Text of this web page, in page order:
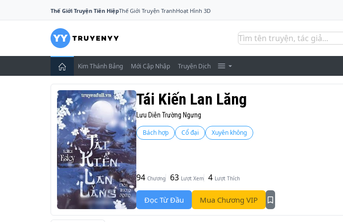
Thế Giới Truyện Tiên HiệpThế Giới Truyện TranhHoạt Hình 3D
Kim Thánh Bảng Mới Cập Nhập Truyện Dịch
Tái Kiến Lan Lăng
Lưu Diễn Trường Ngưng
Bách hợp Cổ đại Xuyên không
94 Chương 63 Lượt Xem 4 Lượt Thích
Đọc Từ Đầu Mua Chương VIP